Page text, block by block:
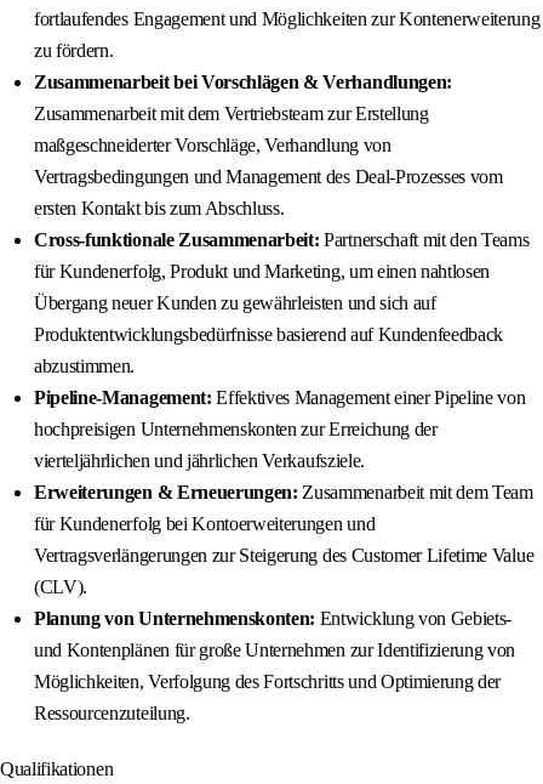
fortlaufendes Engagement und Möglichkeiten zur Kontenerweiterung
zu fördern.
Zusammenarbeit bei Vorschlägen & Verhandlungen:
Zusammenarbeit mit dem Vertriebsteam zur Erstellung
maßgeschneiderter Vorschläge, Verhandlung von
Vertragsbedingungen und Management des Deal-Prozesses vom
ersten Kontakt bis zum Abschluss.
Cross-funktionale Zusammenarbeit: Partnerschaft mit den Teams
für Kundenerfolg, Produkt und Marketing, um einen nahtlosen
Übergang neuer Kunden zu gewährleisten und sich auf
Produktentwicklungsbedürfnisse basierend auf Kundenfeedback
abzustimmen.
Pipeline-Management: Effektives Management einer Pipeline von
hochpreisigen Unternehmenskonten zur Erreichung der
vierteljährlichen und jährlichen Verkaufsziele.
Erweiterungen & Erneuerungen: Zusammenarbeit mit dem Team
für Kundenerfolg bei Kontoerweiterungen und
Vertragsverlängerungen zur Steigerung des Customer Lifetime Value
(CLV).
Planung von Unternehmenskonten: Entwicklung von Gebiets-
und Kontenplänen für große Unternehmen zur Identifizierung von
Möglichkeiten, Verfolgung des Fortschritts und Optimierung der
Ressourcenzuteilung.
Qualifikationen